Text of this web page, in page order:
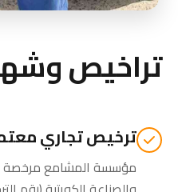
تراخيص
ترخيص تجاري
مؤسسة المشامع مرخصة